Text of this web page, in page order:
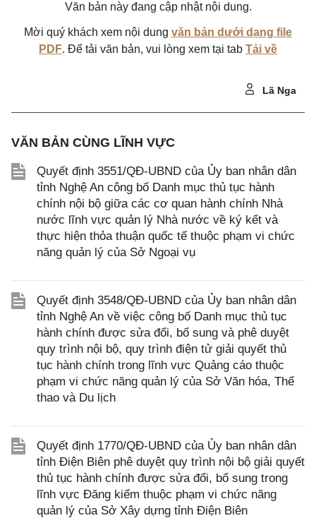
Văn bản này đang cập nhật nội dung.
Mời quý khách xem nội dung văn bản dưới dạng file
PDF. Để tải văn bản, vui lòng xem tại tab Tải về
Lã Nga
VĂN BẢN CÙNG LĨNH VỰC
Quyết định 3551/QĐ-UBND của Ủy ban nhân dân
tỉnh Nghệ An công bố Danh mục thủ tục hành
chính nội bộ giữa các cơ quan hành chính Nhà
nước lĩnh vực quản lý Nhà nước về ký kết và
thực hiện thỏa thuận quốc tế thuộc phạm vi chức
năng quản lý của Sở Ngoại vụ
Quyết định 3548/QĐ-UBND của Ủy ban nhân dân
tỉnh Nghệ An về việc công bố Danh mục thủ tục
hành chính được sửa đổi, bổ sung và phê duyệt
quy trình nội bộ, quy trình điện tử giải quyết thủ
tục hành chính trong lĩnh vực Quảng cáo thuộc
phạm vi chức năng quản lý của Sở Văn hóa, Thể
thao và Du lịch
Quyết định 1770/QĐ-UBND của Ủy ban nhân dân
tỉnh Điện Biên phê duyệt quy trình nội bộ giải quyết
thủ tục hành chính được sửa đổi, bổ sung trong
lĩnh vực Đăng kiểm thuộc phạm vi chức năng
quản lý của Sở Xây dựng tỉnh Điện Biên